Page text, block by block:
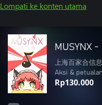
Lompati ke konten utama
MUSYNX
上海百家合信
Aksi &
Rp130.000